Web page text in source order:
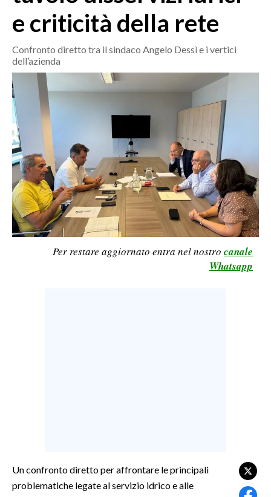
OGLIASTRA
AGENDA
CRONACA
ITALIA
MONDO
POLITICA
ECONOMIA
SERVIZI ALLE IMPRESE
LAVORO
BANDI
e criticità della rete
Confronto diretto tra il sindaco Angelo Dessì e i vertici
dell’azienda
Per restare aggiornato entra nel nostro canale
Whatsapp
Un confronto diretto per affrontare le principali
problematiche legate al servizio idrico e alle